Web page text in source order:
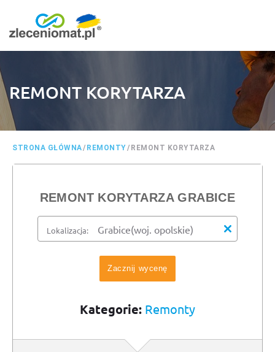
REMONT KORYTARZA
STRONA GŁÓWNA/ REMONTY/ REMONT KORYTARZA
REMONT KORYTARZA GRABICE
Lokalizacja:
Zacznij wycenę
Kategorie: Remonty